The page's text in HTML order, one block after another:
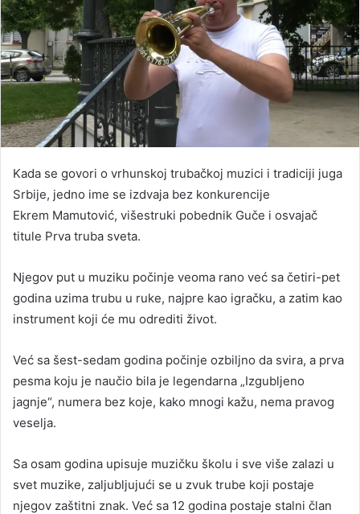
Kada se govori o vrhunskoj trubačkoj muzici i tradiciji juga
Srbije, jedno ime se izdvaja bez konkurencije
Ekrem Mamutović, višestruki pobednik Guče i osvajač
titule Prva truba sveta.
Njegov put u muziku počinje veoma rano već sa četiri-pet
godina uzima trubu u ruke, najpre kao igračku, a zatim kao
instrument koji će mu odrediti život.
Već sa šest-sedam godina počinje ozbiljno da svira, a prva
pesma koju je naučio bila je legendarna „Izgubljeno
jagnje“, numera bez koje, kako mnogi kažu, nema pravog
veselja.
Sa osam godina upisuje muzičku školu i sve više zalazi u
svet muzike, zaljubljujući se u zvuk trube koji postaje
njegov zaštitni znak. Već sa 12 godina postaje stalni član